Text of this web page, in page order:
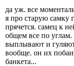
да уж. все
я про старую самку
прячется. самец к
общем все по углам.
выплывают и
вообще. он их
банкета...